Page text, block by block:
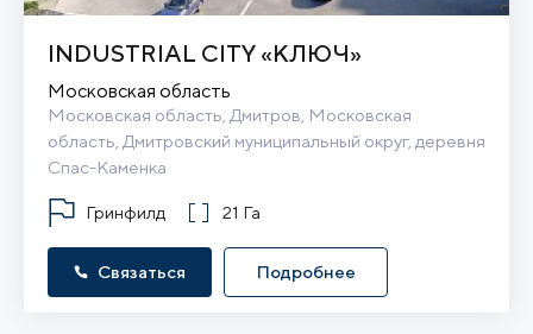
INDUSTRIAL CITY «КЛЮЧ»
Московская область
Московская область, Дмитров, Московская
область, Дмитровский муниципальный округ, деревня
Спас-Каменка
Гринфилд 21 Га
Связаться Подробнее